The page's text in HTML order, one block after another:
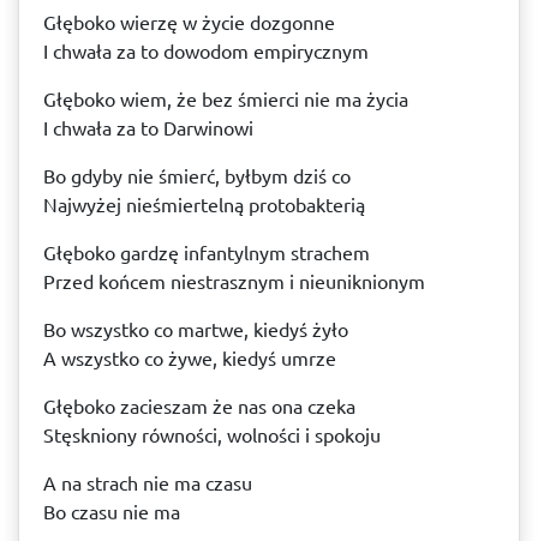
Głęboko wierzę w życie dozgonne
I chwała za to dowodom empirycznym
Głęboko wiem, że bez śmierci nie ma życia
I chwała za to Darwinowi
Bo gdyby nie śmierć, byłbym dziś co
Najwyżej nieśmiertelną protobakterią
Głęboko gardzę infantylnym strachem
Przed końcem niestrasznym i nieuniknionym
Bo wszystko co martwe, kiedyś żyło
A wszystko co żywe, kiedyś umrze
Głęboko zacieszam że nas ona czeka
Stęskniony równości, wolności i spokoju
A na strach nie ma czasu
Bo czasu nie ma